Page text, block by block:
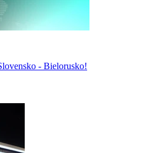
- Bielorusko!